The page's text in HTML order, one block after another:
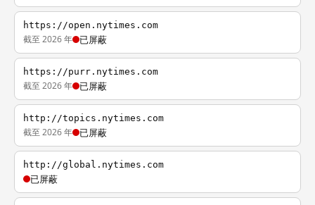
https://open.nytimes.com
截至 2026 年 已屏蔽
https://purr.nytimes.com
截至 2026 年 已屏蔽
http://topics.nytimes.com
截至 2026 年 已屏蔽
http://global.nytimes.com
已屏蔽